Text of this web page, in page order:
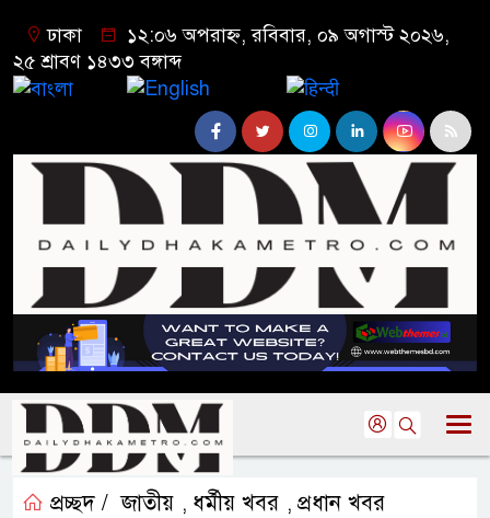
ঢাকা
১২:০৬ অপরাহ্ন, রবিবার, ০৯ অগাস্ট ২০২৬,
২৫ শ্রাবণ ১৪৩৩ বঙ্গাব্দ
প্রচ্ছদ / জাতীয় , ধর্মীয় খবর , প্রধান খবর